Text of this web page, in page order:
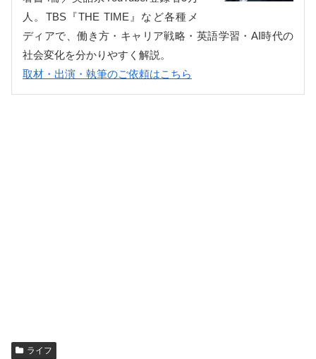
人。TBS『THE TIME』など各種メ
ディアで、働き方・キャリア戦略・英語学習・AI時代の
社会変化を分かりやすく解説。
取材・出演・執筆のご依頼はこちら
ライフ